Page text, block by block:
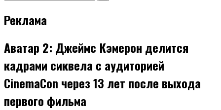
Реклама
Аватар 2: Джеймс Кэмерон делится
кадрами сиквела с аудиторией
CinemaCon через 13 лет после выхода
первого фильма